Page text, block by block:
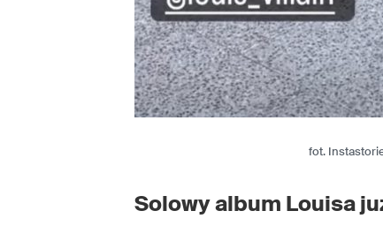
fot.
Solowy album Louisa